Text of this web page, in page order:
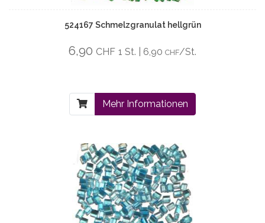
524167 Schmelzgranulat hellgrün
6,90 CHF 1 St. | 6,90 CHF/St.
Mehr Informationen